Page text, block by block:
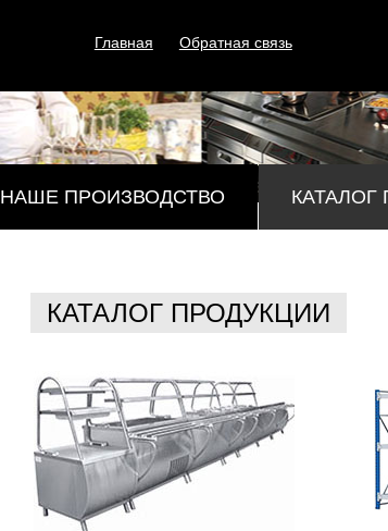
Главная Обратная связь
НАШЕ ПРОИЗВОДСТВО КАТАЛОГ
КАТАЛОГ ПРОДУКЦИИ